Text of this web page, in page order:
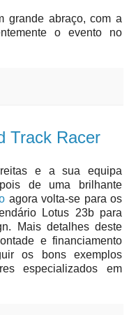
grande abraço, com a
o evento no
Track Racer
e a sua equipa
de uma brilhante
agora volta-se para os
Lotus 23b para
Mais detalhes deste
e financiamento
os bons exemplos
especializados em